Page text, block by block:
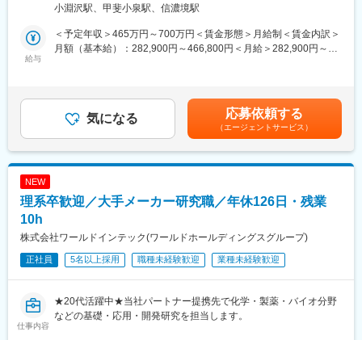
・シニア動物・介護動物への医療支援
・予防医療・食事・生活習慣を含む総合的な健康サポート
・動物病院、トリミング、ホテル、介護部門間の連携
・職種間の連携促進とチームづくり
・診療体制や業務フロー、サービス品質の改善提案
・患者・飼い主のニーズを踏まえたサービス提案
・病院経営や組織運営への参画
※経営・運営に関する役割や裁量の範囲は、経験や入社後の状況を
踏まえて相談しながら決定します。
変更の範囲：会社の定める業務
就業中の獣医師や愛玩動物看護師などのスタッフと共に、ご自身
のブランド向上とキャリアアップにもつながる大変やりがいと責
任のあるお仕事です。
■募集背景：
ペットが家族の一員として、大切な存在となっているご家庭も多
そのような背景から、ペットとその飼い主の生きがいを切り口
ー」を開設しました。
当センターでは、ペットのQOL向上を含め、生涯を通じたヘルス
ージに寄り添うヘルスケアモデルの実現を目指しています。
小淵沢駅、甲斐小泉駅、信濃境駅
給与
＜予定年収＞465万円～700万円＜賃金形態＞月給制＜賃金内訳＞
月額（基本給）：282,900円～466,800円＜月給＞282,900円～
給(月額)は固定手当を含めた表記です。
気になる 応募依頼する
（エージェントサービス）
NEW
理系卒歓迎／大手メーカー研究職／年休126日・残業
10h
株式会社ワールドインテック(ワールドホールディングスグループ)
正社員 5名以上採用 職種未経験歓迎 業種未経験歓迎
仕事内容
★20代活躍中★当社パートナー提携先で化学・製薬・バイオ分野
などの基礎・応用・開発研究を担当します。